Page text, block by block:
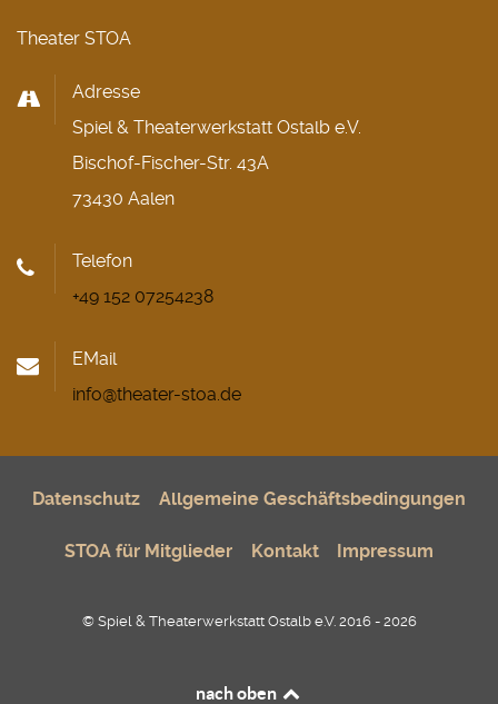
Theater STOA
Adresse
Spiel & Theaterwerkstatt Ostalb e.V.
Bischof-Fischer-Str. 43A
73430 Aalen
Telefon
+49 152 07254238
EMail
info@theater-stoa.de
Datenschutz Allgemeine Geschäftsbedingungen
STOA für Mitglieder Kontakt Impressum
© Spiel & Theaterwerkstatt Ostalb e.V. 2016 - 2026
nach oben